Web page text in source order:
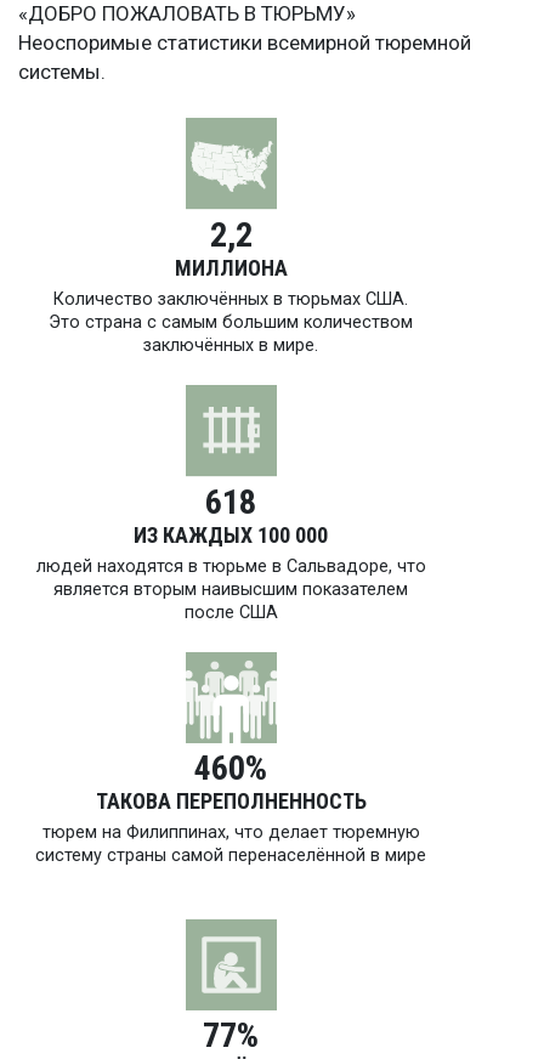
«ДОБРО ПОЖАЛОВАТЬ В ТЮРЬМУ»
Неоспоримые статистики всемирной тюремной
системы.
2,2
МИЛЛИОНА
Количество заключённых в тюрьмах США.
Это страна с самым большим количеством
заключённых в мире.
618
ИЗ КАЖДЫХ 100 000
людей находятся в тюрьме в Сальвадоре, что
является вторым наивысшим показателем
после США
460%
ТАКОВА ПЕРЕПОЛ­НЕННОСТЬ
тюрем на Филиппинах, что делает тюремную
систему страны самой перенаселённой в мире
77%